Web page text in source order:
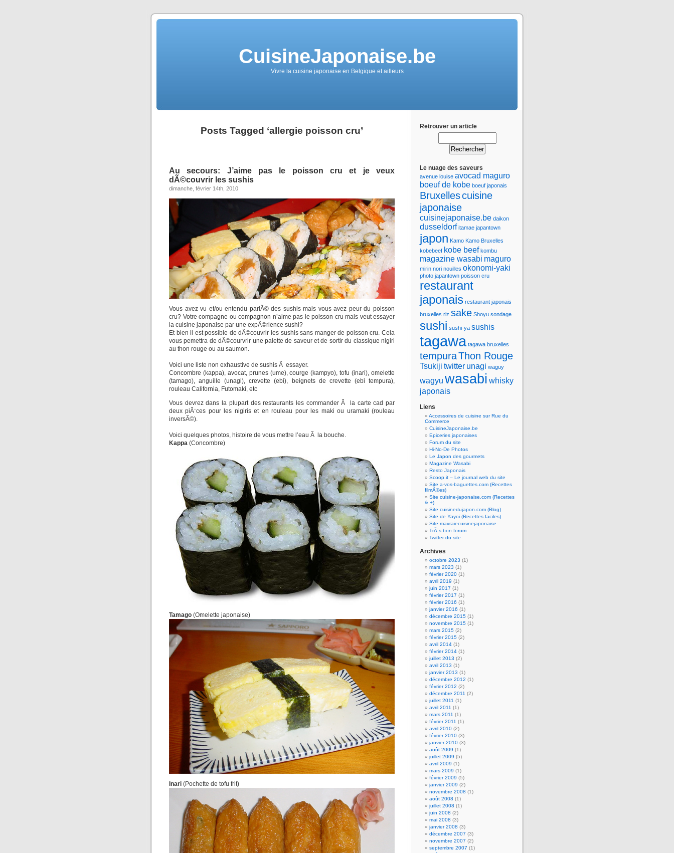
CuisineJaponaise.be
Vivre la cuisine japonaise en Belgique et ailleurs
Posts Tagged ‘allergie poisson cru’
Au secours: J’aime pas le poisson cru et je veux
dÃ©couvrir les sushis
dimanche, février 14th, 2010
Vous avez vu et/ou entendu parlÃ© des sushis mais vous avez peur du poisson
cru? Votre compagne ou compagnon n’aime pas le poisson cru mais veut essayer
la cuisine japonaise par une expÃ©rience sushi?
Et bien il est possible de dÃ©couvrir les sushis sans manger de poisson cru. Cela
vous pemettra de dÃ©courvrir une palette de saveur et de sortir du classique nigiri
au thon rouge ou au saumon.
Voici une liste non exhaustive de sushis Ã essayer.
Concombre (kappa), avocat, prunes (ume), courge (kampyo), tofu (inari), omelette
(tamago), anguille (unagi), crevette (ebi), beignets de crevette (ebi tempura),
rouleau California, Futomaki, etc
Vous devrez dans la plupart des restaurants les commander Ã la carte cad par
deux piÃ¨ces pour les nigiris et en rouleau pour les maki ou uramaki (rouleau
inversÃ©).
Voici quelques photos, histoire de vous mettre l’eau Ã la bouche.
Kappa (Concombre)
Tamago (Omelette japonaise)
Inari (Pochette de tofu frit)
Retrouver un article
Le nuage des saveurs
avenue louise avocad maguro
boeuf de kobe boeuf japonais
Bruxellescuisine
japonaise
cuisinejaponaise.be daikon
dusseldorf itamae japantown
japon Kamo Kamo Bruxelles
kobebeef kobe beef kombu
magazine wasabi maguro
mirin nori nouilles okonomi-yaki
photo japantown poisson cru
restaurant
japonais restaurant japonais
bruxelles riz sake Shoyu sondage
sushi sushi-ya sushis
tagawa tagawa bruxelles
tempuraThon Rouge
Tsukiji twitter unagi waguy
wagyu wasabi whisky
japonais
Liens
Accessoires de cuisine sur Rue du
Commerce
CuisineJaponaise.be
Epiceries japonaises
Forum du site
Hi-No-De Photos
Le Japon des gourmets
Magazine Wasabi
Resto Japonais
Scoop.it – Le journal web du site
Site a-vos-baguettes.com (Recettes
filmÃ©es)
Site cuisine-japonaise.com (Recettes
& +)
Site cuisinedujapon.com (Blog)
Site de Yayoi (Recettes faciles)
Site mavraiecuisinejaponaise
TrÃ¨s bon forum
Twitter du site
Archives
octobre 2023 (1)
mars 2023 (1)
février 2020 (1)
avril 2019 (1)
juin 2017 (1)
février 2017 (1)
février 2016 (1)
janvier 2016 (1)
décembre 2015 (1)
novembre 2015 (1)
mars 2015 (2)
février 2015 (2)
avril 2014 (1)
février 2014 (1)
juillet 2013 (2)
avril 2013 (1)
janvier 2013 (1)
décembre 2012 (1)
février 2012 (2)
décembre 2011 (2)
juillet 2011 (1)
avril 2011 (1)
mars 2011 (1)
février 2011 (1)
avril 2010 (2)
février 2010 (3)
janvier 2010 (3)
août 2009 (1)
juillet 2009 (5)
avril 2009 (1)
mars 2009 (1)
février 2009 (5)
janvier 2009 (2)
novembre 2008 (1)
août 2008 (1)
juillet 2008 (1)
juin 2008 (2)
mai 2008 (3)
janvier 2008 (3)
décembre 2007 (3)
novembre 2007 (2)
septembre 2007 (1)